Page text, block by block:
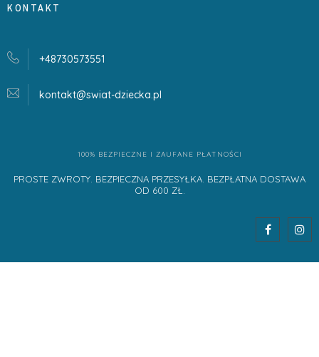
KONTAKT
+48730573551
kontakt@swiat-dziecka. pl
100% BEZPIECZNE I ZAUFANE PŁATNOŚCI
PROSTE ZWROTY. BEZPIECZNA PRZESYŁKA. BEZPŁATNA DOSTAWA
OD 600 ZŁ.